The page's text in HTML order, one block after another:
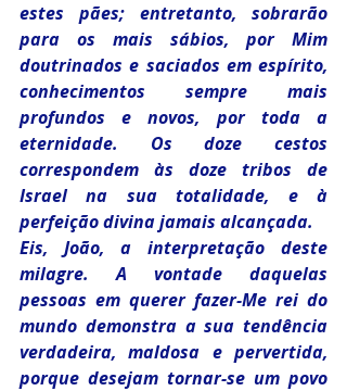
estes pães; entretanto, sobrarão
para os mais sábios, por Mim
doutrinados e saciados em espírito,
conhecimentos sempre mais
profundos e novos, por toda a
eternidade. Os doze cestos
correspondem às doze tribos de
Israel na sua totalidade, e à
perfeição divina jamais alcançada.
Eis, João, a interpretação deste
milagre. A vontade daquelas
pessoas em querer fazer-Me rei do
mundo demonstra a sua tendência
verdadeira, maldosa e pervertida,
porque desejam tornar-se um povo